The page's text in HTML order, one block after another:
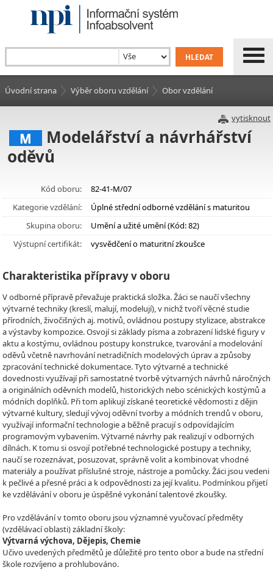
Úvodní strana Výběr oboru vzdělání Obor vzdělání
vytisknout
M
Modelářství a návrhářství
oděvů
Kód oboru:
82-41-M/07
Kategorie vzdělání:
Úplné střední odborné vzdělání s maturitou
Skupina oboru:
Umění a užité umění (Kód: 82)
Výstupní certifikát:
vysvědčení o maturitní zkoušce
Charakteristika přípravy v oboru
V odborné přípravě převažuje praktická složka. Žáci se naučí všechny
výtvarné techniky (kreslí, malují, modelují), v nichž tvoří věcné studie
přírodních, živočišných aj. motivů, ovládnou postupy stylizace, abstrakce
a výstavby kompozice. Osvojí si základy písma a zobrazení lidské figury v
aktu a kostýmu, ovládnou postupy konstrukce, tvarování a modelování
oděvů včetně navrhování netradičních modelových úprav a způsoby
zpracování technické dokumentace. Tyto výtvarné a technické
dovednosti využívají při samostatné tvorbě výtvarných návrhů náročných
a originálních oděvních modelů, historických nebo scénických kostýmů a
módních doplňků. Při tom aplikují získané teoretické vědomosti z dějin
výtvarné kultury, sledují vývoj oděvní tvorby a módních trendů v oboru,
využívají informační technologie a běžně pracují s odpovídajícím
programovým vybavením. Výtvarné návrhy pak realizují v odborných
dílnách. K tomu si osvojí potřebné technologické postupy a techniky,
naučí se rozeznávat, posuzovat, správně volit a kombinovat vhodné
materiály a používat příslušné stroje, nástroje a pomůcky. Žáci jsou vedeni
k pečlivé a přesné práci a k odpovědnosti za její kvalitu. Podmínkou přijetí
ke vzdělávání v oboru je úspěšné vykonání talentové zkoušky.
Pro vzdělávání v tomto oboru jsou významné vyučovací předměty
(vzdělávací oblasti) základní školy:
Výtvarná výchova, Dějepis, Chemie
Učivo uvedených předmětů je důležité pro tento obor a bude na střední
škole rozvíjeno a prohlubováno.